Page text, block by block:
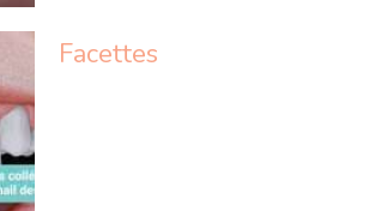
Facettes